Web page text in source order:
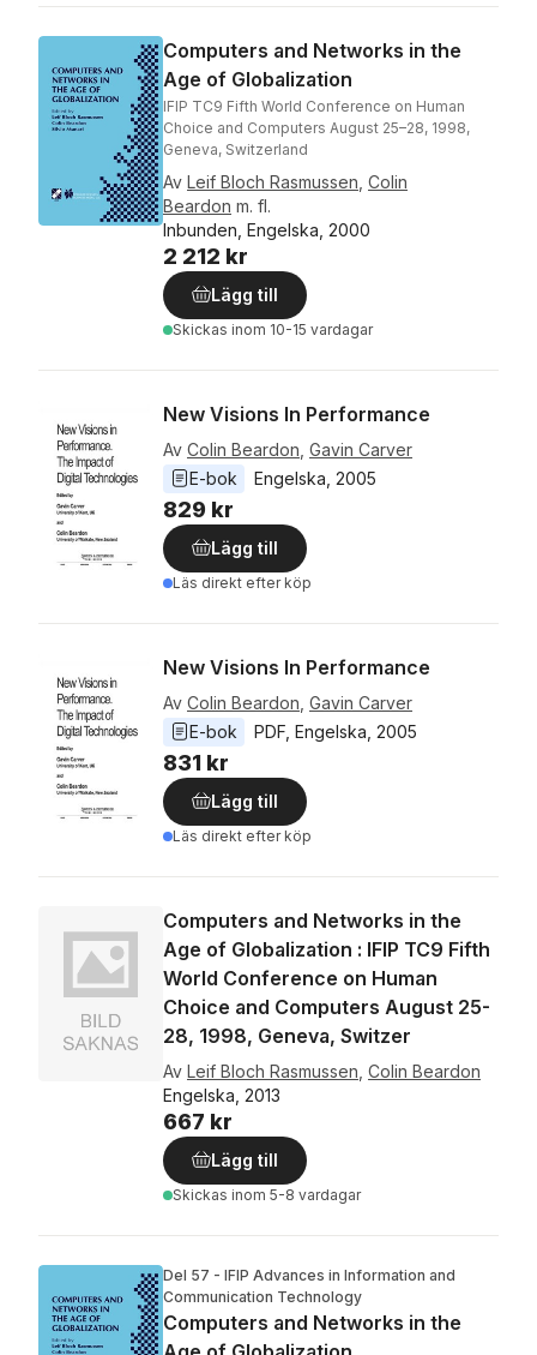
Computers and Networks in the
Age of Globalization
IFIP TC9 Fifth World Conference on Human
Choice and Computers August 25–28, 1998,
Geneva, Switzerland
Av Leif Bloch Rasmussen Colin
Beardon m. fl.
Inbunden, Engelska, 2000
2 212 kr
Lägg till
Skickas inom 10-15 vardagar
New Visions In Performance
Av Colin Beardon Gavin Carver
E-bok
Engelska 2005
829 kr
Lägg till
Läs direkt efter köp
New Visions In Performance
Av Colin Beardon Gavin Carver
E-bok
PDF Engelska 2005
831 kr
Lägg till
Läs direkt efter köp
Computers and Networks in the
Age of Globalization : IFIP TC9 Fifth
World Conference on Human
Choice and Computers August 25-
28, 1998, Geneva, Switzer
Av Leif Bloch Rasmussen Colin Beardon
Engelska, 2013
667 kr
Lägg till
Skickas inom 5-8 vardagar
Del 57 - IFIP Advances in Information and
Communication Technology
Computers and Networks in the